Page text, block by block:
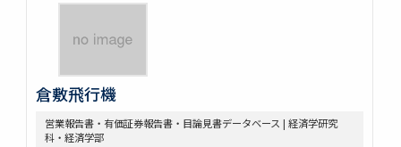
倉敷飛行機
営業報告書・有価証券報告書・目論見書データベース | 経済学研究
科・経済学部